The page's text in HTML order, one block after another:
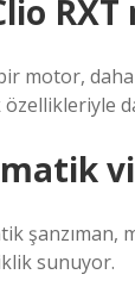
RXT
motor,
şanzıman,
sunuyor.